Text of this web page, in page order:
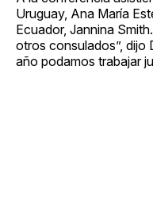
Uruguay, Ana María
Ecuador, Jannina
otros consulados”, dijo
año podamos trabajar